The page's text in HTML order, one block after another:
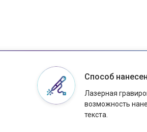
Способ
Лазерная
возможность
текста.